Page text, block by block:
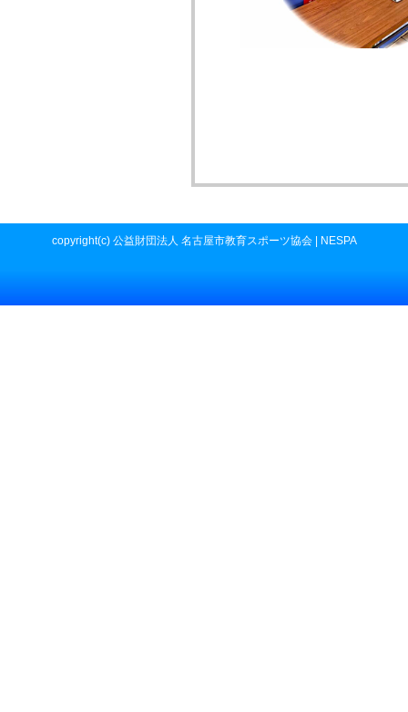
copyright(c) 公益財団法人 名古屋市教育スポーツ協会 | NESPA